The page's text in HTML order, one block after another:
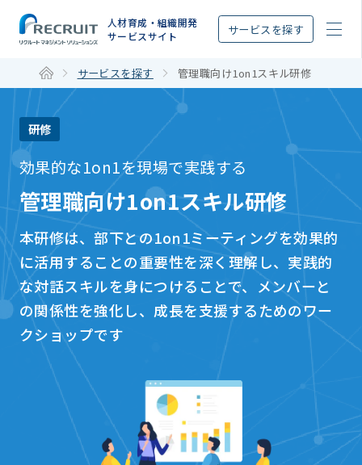
人材育成・組織開発
サービスサイト
サービスを探す
サービスを探す 管理職向け1on1スキル研修
研修
効果的な1on1を現場で実践する
管理職向け1on1スキル研修
本研修は、部下との1on1ミーティングを効果的
に活用することの重要性を深く理解し、実践的
な対話スキルを身につけることで、メンバーと
の関係性を強化し、成長を支援するためのワー
クショップです